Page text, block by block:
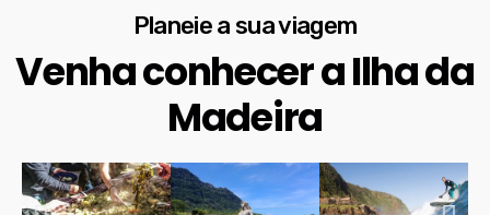
Planeie a sua viagem
Venha conhecer a Ilha da
Madeira